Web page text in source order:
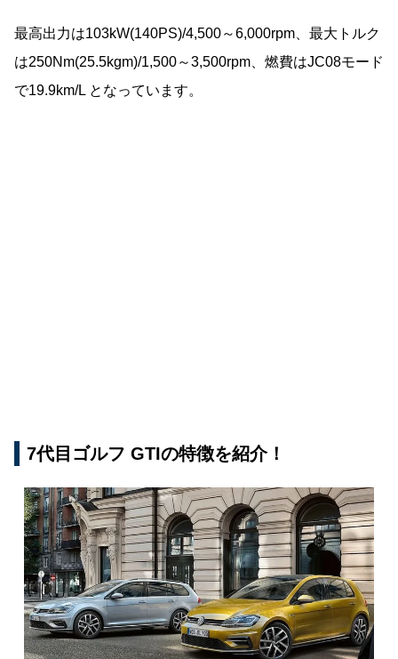
最高出力は103kW(140PS)/4,500～6,000rpm、最大トルク
は250Nm(25.5kgm)/1,500～3,500rpm、燃費はJC08モード
で19.9km/L となっています。
7代目ゴルフ GTIの特徴を紹介！